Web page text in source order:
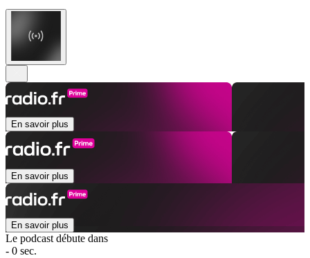
En savoir plus
En savoir plus
En savoir plus
Le podcast débute dans
- 0 sec.